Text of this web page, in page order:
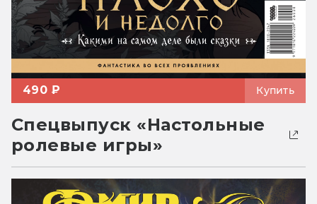
490 ₽ Купить
Спецвыпуск «Настольные
ролевые игры»